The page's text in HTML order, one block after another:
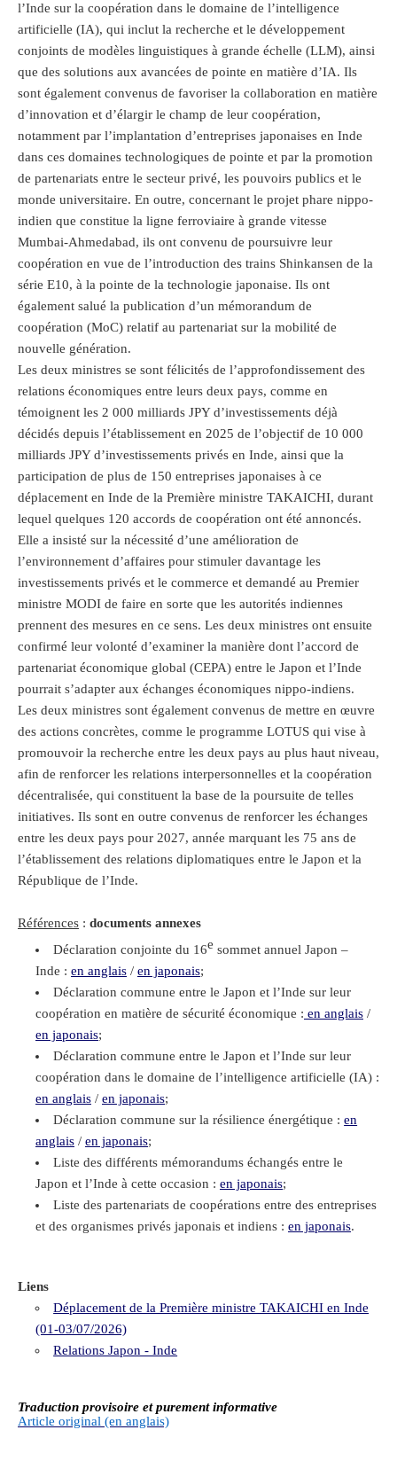
l’Inde sur la coopération dans le domaine de l’intelligence
artificielle (IA), qui inclut la recherche et le développement
conjoints de modèles linguistiques à grande échelle (LLM), ainsi
que des solutions aux avancées de pointe en matière d’IA. Ils
sont également convenus de favoriser la collaboration en matière
d’innovation et d’élargir le champ de leur coopération,
notamment par l’implantation d’entreprises japonaises en Inde
dans ces domaines technologiques de pointe et par la promotion
de partenariats entre le secteur privé, les pouvoirs publics et le
monde universitaire. En outre, concernant le projet phare nippo-
indien que constitue la ligne ferroviaire à grande vitesse
Mumbai-Ahmedabad, ils ont convenu de poursuivre leur
coopération en vue de l’introduction des trains Shinkansen de la
série E10, à la pointe de la technologie japonaise. Ils ont
également salué la publication d’un mémorandum de
coopération (MoC) relatif au partenariat sur la mobilité de
nouvelle génération.
Les deux ministres se sont félicités de l’approfondissement des
relations économiques entre leurs deux pays, comme en
témoignent les 2 000 milliards JPY d’investissements déjà
décidés depuis l’établissement en 2025 de l’objectif de 10 000
milliards JPY d’investissements privés en Inde, ainsi que la
participation de plus de 150 entreprises japonaises à ce
déplacement en Inde de la Première ministre TAKAICHI, durant
lequel quelques 120 accords de coopération ont été annoncés.
Elle a insisté sur la nécessité d’une amélioration de
l’environnement d’affaires pour stimuler davantage les
investissements privés et le commerce et demandé au Premier
ministre MODI de faire en sorte que les autorités indiennes
prennent des mesures en ce sens. Les deux ministres ont ensuite
confirmé leur volonté d’examiner la manière dont l’accord de
partenariat économique global (CEPA) entre le Japon et l’Inde
pourrait s’adapter aux échanges économiques nippo-indiens.
Les deux ministres sont également convenus de mettre en œuvre
des actions concrètes, comme le programme LOTUS qui vise à
promouvoir la recherche entre les deux pays au plus haut niveau,
afin de renforcer les relations interpersonnelles et la coopération
décentralisée, qui constituent la base de la poursuite de telles
initiatives. Ils sont en outre convenus de renforcer les échanges
entre les deux pays pour 2027, année marquant les 75 ans de
l’établissement des relations diplomatiques entre le Japon et la
République de l’Inde.
Références : documents annexes
Déclaration conjointe du 16e sommet annuel Japon –
Inde : en anglais / en japonais;
Déclaration commune entre le Japon et l’Inde sur leur
coopération en matière de sécurité économique : en anglais /
en japonais;
Déclaration commune entre le Japon et l’Inde sur leur
coopération dans le domaine de l’intelligence artificielle (IA) :
en anglais / en japonais;
Déclaration commune sur la résilience énergétique :en
anglais / en japonais;
Liste des différents mémorandums échangés entre le
Japon et l’Inde à cette occasion : en japonais;
Liste des partenariats de coopérations entre des entreprises
et des organismes privés japonais et indiens : en japonais.
Liens
Déplacement de la Première ministre TAKAICHI en Inde
(01-03/07/2026)
Relations Japon - Inde
Traduction provisoire et purement informative
Article original (en anglais)